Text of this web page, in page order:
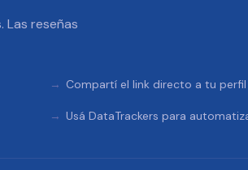
Las reseñas
Compartí el link directo a tu
Usá DataTrackers para